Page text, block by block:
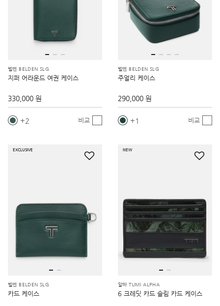
벨덴 BELDEN SLG
지퍼 어라운드 여권 케이스
330,000 원
2 비교
벨덴 BELDEN SLG
주얼리 케이스
290,000 원
1 비교
EXCLUSIVE
벨덴 BELDEN SLG
카드 케이스
NEW
알파 TUMI ALPHA
6 크레딧 카드 슬림 카드 케이스